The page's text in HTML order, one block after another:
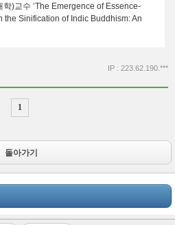
학)교수 ‘The Emergence of Essence-
the Sinification of Indic Buddhism: An
IP : 223.62.190.***
1
돌아가기